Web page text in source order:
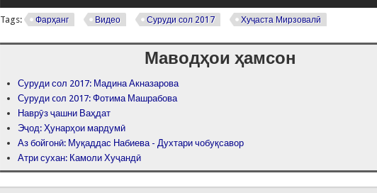
Tags: Фарҳанг Видео Суруди сол 2017 Хуҷаста Мирзовалӣ
Маводҳои ҳамсон
Суруди сол 2017: Мадина Акназарова
Суруди cол 2017: Фотима Машрабова
Наврӯз ҷашни Ваҳдат
Эҷод: Ҳунарҳои мардумӣ
Аз бойгонӣ: Муқаддас Набиева - Духтари чобуқсавор
Атри сухан: Камоли Хуҷандӣ